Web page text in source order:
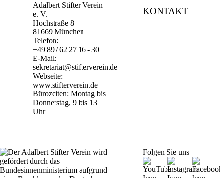
Adalbert Stifter Verein
e. V.
Hochstraße 8
81669 München
Telefon:
+49 89 / 62 27 16 - 30
E-Mail:
sekretariat@stifterverein.de
Webseite:
www.stifterverein.de
Bürozeiten: Montag bis
Donnerstag, 9 bis 13
Uhr
KONTAKT
Folgen Sie uns